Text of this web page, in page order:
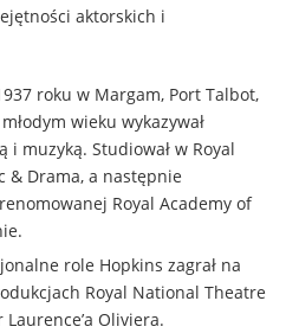
aktorskich i
roku w Margam, Port Talbot,
wieku wykazywał
i muzyką. Studiował w Royal
& Drama, a następnie
Royal Academy of
role Hopkins zagrał na
Royal National Theatre
Oliviera.